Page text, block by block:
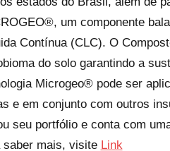
um componente
Contínua (CLC). O
do solo garantindo a
Microgeo® pode ser
e em conjunto com outros
seu portfólio e conta com
saber mais, visite Link